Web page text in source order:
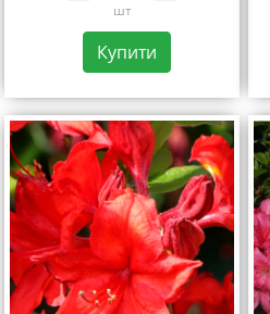
шт
Купити